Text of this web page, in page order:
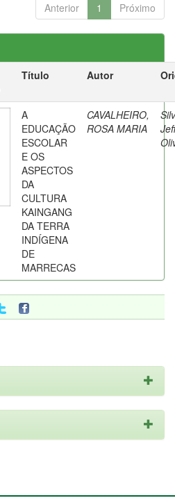
Anterior 1 Próximo
Título Autor
A
EDUCAÇÃO
ESCOLAR
E OS
ASPECTOS
DA
CULTURA
KAINGANG
DA TERRA
INDÍGENA
DE
MARRECAS
CAVALHEIRO,
ROSA MARIA